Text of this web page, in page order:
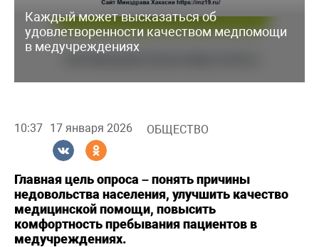
Каждый может высказаться об
удовлетворенности качеством медпомощи
в медучреждениях
10:37 17 января 2026 ОБЩЕСТВО
Главная цель опроса – понять причины
недовольства населения, улучшить качество
медицинской помощи, повысить
комфортность пребывания пациентов в
медучреждениях.